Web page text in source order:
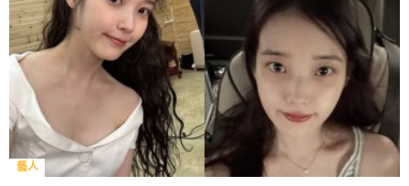
藝人